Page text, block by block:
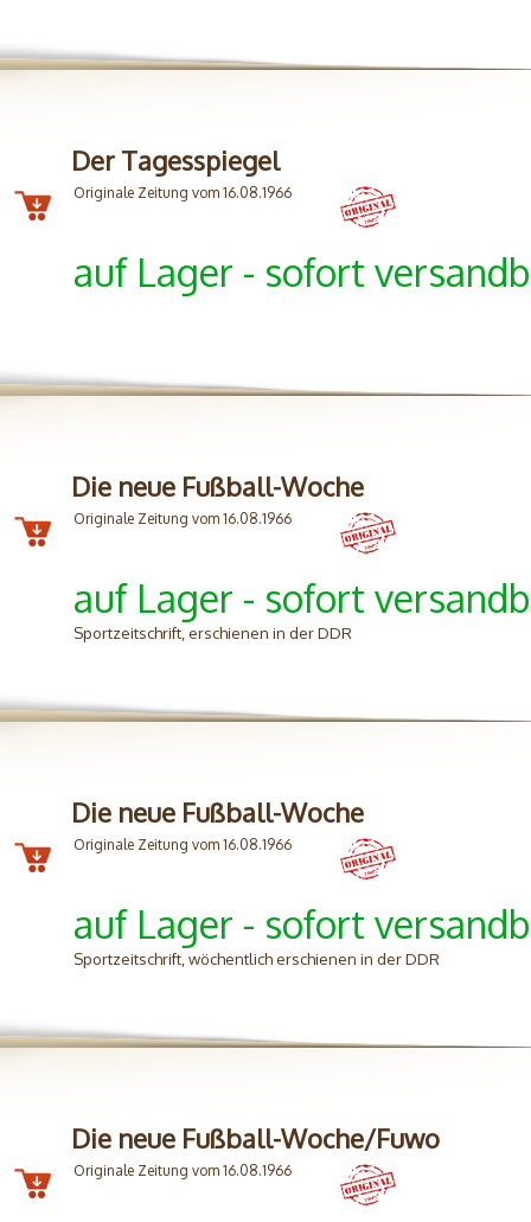
Der Tagesspiegel
Originale Zeitung vom 16.08.1966
auf Lager - sofort
Die neue Fußball-Woche
Originale Zeitung vom 16.08.1966
auf Lager - sofort
Sportzeitschrift, erschienen in der DDR
Die neue Fußball-Woche
Originale Zeitung vom 16.08.1966
auf Lager - sofort
Sportzeitschrift, wöchentlich erschienen in der DDR
Die neue Fußball-Woche/Fuwo
Originale Zeitung vom 16.08.1966